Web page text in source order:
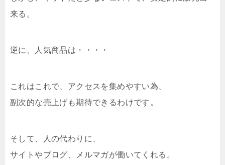
来る。
逆に、人気商品は・・・・
これはこれで、アクセスを集めやすい為、
副次的な売上げも期待できるわけです。
そして、人の代わりに、
サイトやブログ、メルマガが働いてくれる。